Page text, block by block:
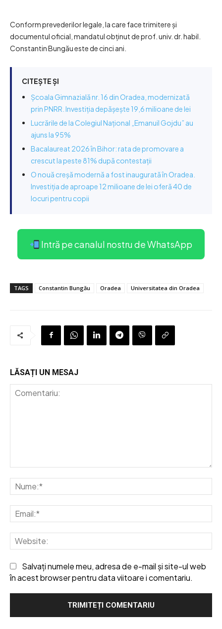
Conform prevederilor legale, la care face trimitere și
documentul oficial, mandatul obținut de prof. univ. dr. habil.
Constantin Bungău este de cinci ani.
CITEȘTE ȘI
Școala Gimnazială nr. 16 din Oradea, modernizată
prin PNRR. Investiția depășește 19,6 milioane de lei
Lucrările de la Colegiul Național „Emanuil Gojdu” au
ajuns la 95%
Bacalaureat 2026 în Bihor: rata de promovare a
crescut la peste 81% după contestații
O nouă creșă modernă a fost inaugurată în Oradea.
Investiția de aproape 12 milioane de lei oferă 40 de
locuri pentru copii
Intră pe canalul nostru de WhatsApp
TAGS Constantin Bungău Oradea Universitatea din Oradea
LĂSAȚI UN MESAJ
Salvați numele meu, adresa de e-mail și site-ul web
în acest browser pentru data viitoare i comentariu.